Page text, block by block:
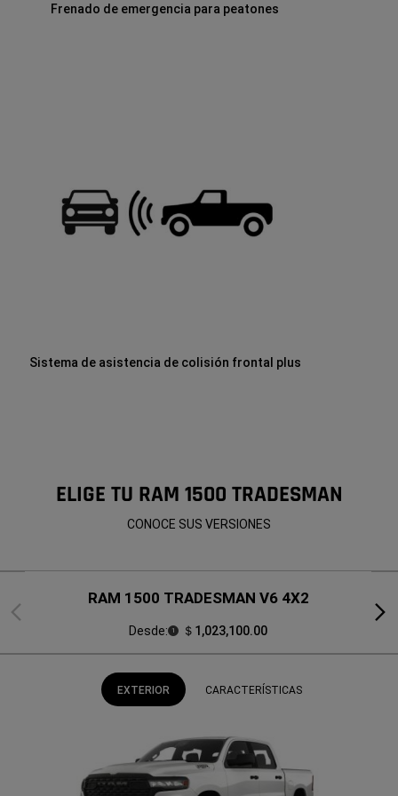
Frenado de emergencia para peatones
Sistema de asistencia de colisión frontal plus
ELIGE TU RAM 1500 TRADESMAN
CONOCE SUS VERSIONES
Previous
RAM 1500 TRADESMAN V6 4X2
Desde: 1 ＄1,023,100.00
Next
EXTERIOR CARACTERÍSTICAS